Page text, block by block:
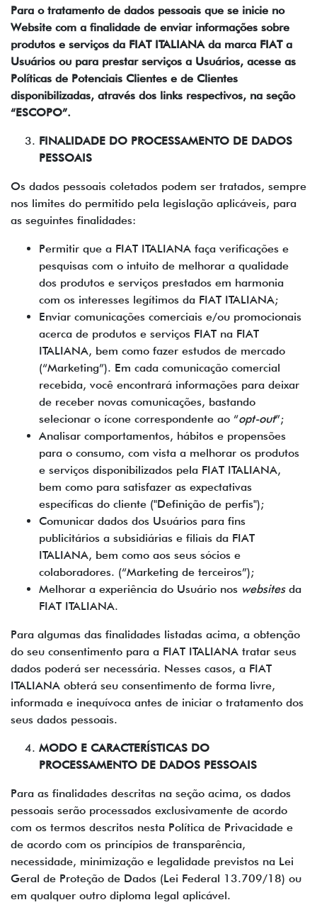
Para o tratamento de dados pessoais que se inicie no
Website com a finalidade de enviar informações sobre
produtos e serviços da FIAT ITALIANA da marca FIAT a
Usuários ou para prestar serviços a Usuários, acesse as
Políticas de Potenciais Clientes e de Clientes
disponibilizadas, através dos links respectivos, na seção
“ESCOPO”.
FINALIDADE DO PROCESSAMENTO DE DADOS
PESSOAIS
Os dados pessoais coletados podem ser tratados, sempre
nos limites do permitido pela legislação aplicáveis, para
as seguintes finalidades:
Permitir que a FIAT ITALIANA faça verificações e
pesquisas com o intuito de melhorar a qualidade
dos produtos e serviços prestados em harmonia
com os interesses legítimos da FIAT ITALIANA;
Enviar comunicações comerciais e/ou promocionais
acerca de produtos e serviços FIAT na FIAT
ITALIANA, bem como fazer estudos de mercado
(“Marketing”). Em cada comunicação comercial
recebida, você encontrará informações para deixar
de receber novas comunicações, bastando
selecionar o ícone correspondente ao “opt-out”;
Analisar comportamentos, hábitos e propensões
para o consumo, com vista a melhorar os produtos
e serviços disponibilizados pela FIAT ITALIANA,
bem como para satisfazer as expectativas
específicas do cliente ("Definição de perfis");
Comunicar dados dos Usuários para fins
publicitários a subsidiárias e filiais da FIAT
ITALIANA, bem como aos seus sócios e
colaboradores. (“Marketing de terceiros”);
Melhorar a experiência do Usuário nos websites da
FIAT ITALIANA.
Para algumas das finalidades listadas acima, a obtenção
do seu consentimento para a FIAT ITALIANA tratar seus
dados poderá ser necessária. Nesses casos, a FIAT
ITALIANA obterá seu consentimento de forma livre,
informada e inequívoca antes de iniciar o tratamento dos
seus dados pessoais.
MODO E CARACTERÍSTICAS DO
PROCESSAMENTO DE DADOS PESSOAIS
Para as finalidades descritas na seção acima, os dados
pessoais serão processados exclusivamente de acordo
com os termos descritos nesta Política de Privacidade e
de acordo com os princípios de transparência,
necessidade, minimização e legalidade previstos na Lei
Geral de Proteção de Dados (Lei Federal 13.709/18) ou
em qualquer outro diploma legal aplicável.